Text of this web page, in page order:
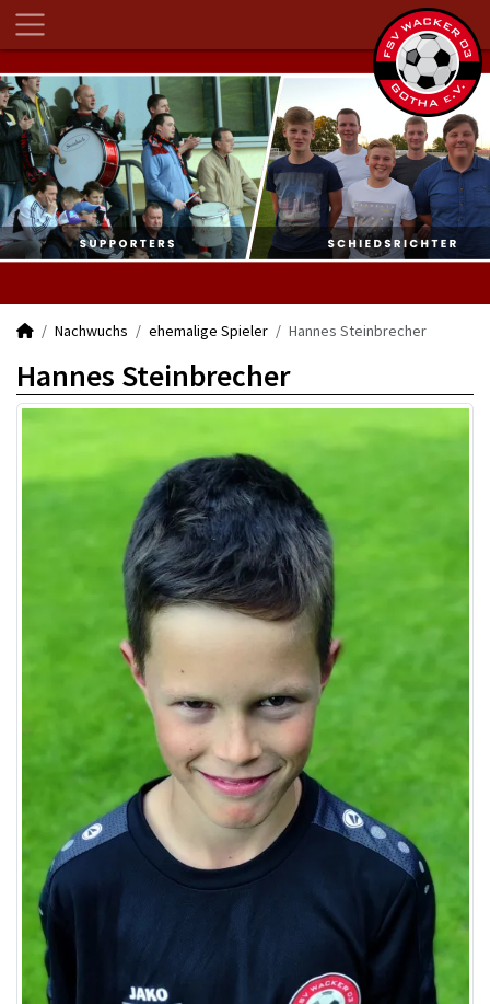
Nachwuchs ehemalige Spieler Hannes Steinbrecher
Hannes Steinbrecher